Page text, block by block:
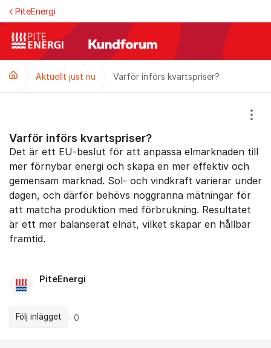
Hoppa till innehåll
PiteEnergi
Aktuellt just nu Varför införs kvartspriser?
Varför införs kvartspriser?
Det är ett EU-beslut för att anpassa elmarknaden till
mer förnybar energi och skapa en mer effektiv och
gemensam marknad. Sol- och vindkraft varierar under
dagen, och därför behövs noggranna mätningar för
att matcha produktion med förbrukning. Resultatet
är ett mer balanserat elnät, vilket skapar en hållbar
framtid.
PiteEnergi
Följ inlägget 0